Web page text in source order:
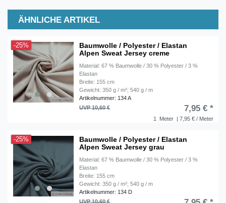
ÄHNLICHE ARTIKEL
-25%
Baumwolle / Polyester / Elastan
Alpen Sweat Jersey creme
Material: 67 % Baumwolle / 30 % Polyester / 3 %
Elastan
Breite: 155 cm
Gewicht: 350 g / m²; 540 g / m
Artikelnummer: 134 A
1 Meter | 7,95 € / Meter
UVP 10,60 € 7,95 € *
-25%
Baumwolle / Polyester / Elastan
Alpen Sweat Jersey grau
Material: 67 % Baumwolle / 30 % Polyester / 3 %
Elastan
Breite: 155 cm
Gewicht: 350 g / m²; 540 g / m
Artikelnummer: 134 D
UVP 10,60 €